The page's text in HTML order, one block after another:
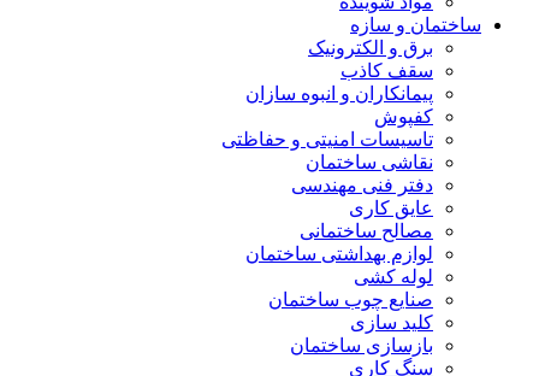
ساختمان و سازه
برق و الکترونیک
سقف کاذب
پیمانکاران و انبوه سازان
کفپوش
تاسیسات امنیتی و حفاظتی
نقاشی ساختمان
دفتر فنی مهندسی
عایق کاری
مصالح ساختمانی
لوازم بهداشتی ساختمان
لوله کشی
صنایع چوب ساختمان
کلید سازی
بازسازی ساختمان
سنگ کاری